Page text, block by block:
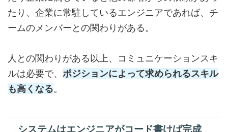
たり、企業に常駐しているエンジニアであれば、チ
ームのメンバーとの関わりがある。
人との関わりがある以上、コミュニケーションスキ
ルは必要で、 ポジションによって求められるスキル
も高くなる。
システムはエンジニアがコード書けば完成